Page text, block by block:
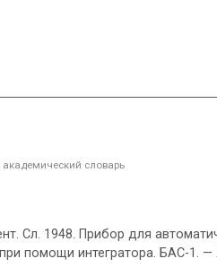
словарь
Сл. 1948. Прибор для
помощи интегратора. БАС-1. —